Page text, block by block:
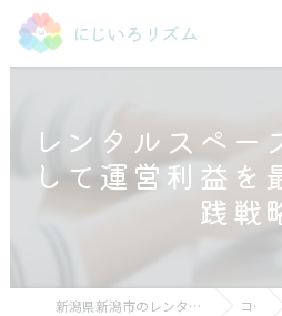
レンタルスペー
して運営利益を
践戦
新潟県新潟市のレンタルスペースならにじいろリズム コラム